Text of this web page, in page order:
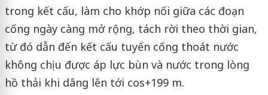
trong kết cấu, làm cho khớp nối giữa các đoạn
cống ngày càng mở rộng, tách rời theo thời gian,
từ đó dẫn đến kết cấu tuyến cống thoát nước
không chịu được áp lực bùn và nước trong lòng
hồ thải khi dâng lên tới cos+199 m.